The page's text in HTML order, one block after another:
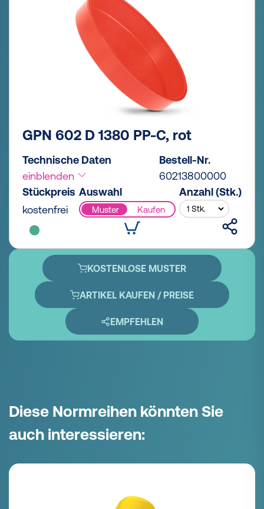
GPN 602 D 1380 PP-C, rot
Technische Daten
einblenden
Bestell-Nr.
60213800000
Stückpreis
kostenfrei
Auswahl
Muster Kaufen
Anzahl (Stk.)
KOSTENLOSE MUSTER
ARTIKEL KAUFEN / PREISE
EMPFEHLEN
Diese Normreihen könnten Sie
auch interessieren: